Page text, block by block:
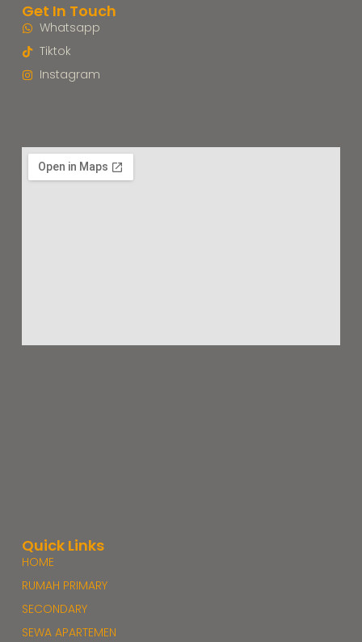
Get In Touch
Whatsapp
Tiktok
Instagram
Quick Links
HOME
RUMAH PRIMARY
SECONDARY
SEWA APARTEMEN